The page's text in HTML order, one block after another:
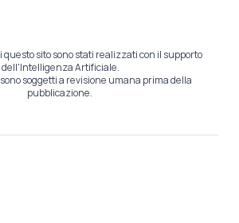
sito sono stati realizzati con il supporto
dell'Intelligenza Artificiale.
soggetti a revisione umana prima della
pubblicazione.